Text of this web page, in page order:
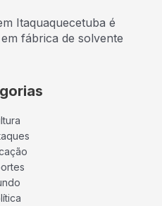
Itaquaquecetuba é
fábrica de solvente